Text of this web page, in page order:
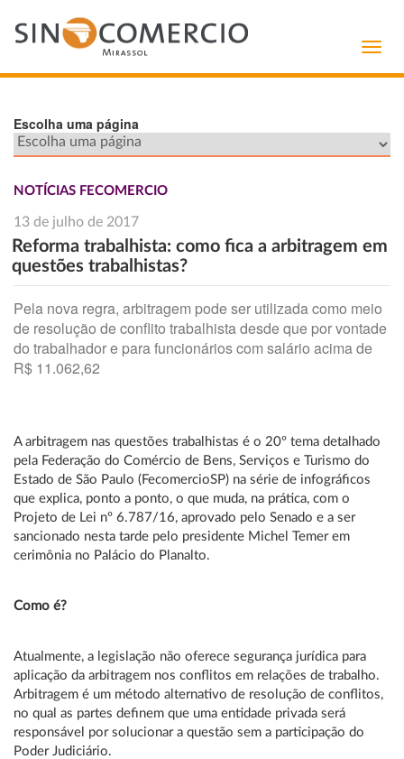
Escolha uma página
NOTÍCIAS FECOMERCIO
13 de julho de 2017
Reforma trabalhista: como fica a arbitragem em
questões trabalhistas?
Pela nova regra, arbitragem pode ser utilizada como meio
de resolução de conflito trabalhista desde que por vontade
do trabalhador e para funcionários com salário acima de
R$ 11.062,62
A arbitragem nas questões trabalhistas é o 20º tema detalhado
pela Federação do Comércio de Bens, Serviços e Turismo do
Estado de São Paulo (FecomercioSP) na série de infográficos
que explica, ponto a ponto, o que muda, na prática, com o
Projeto de Lei nº 6.787/16, aprovado pelo Senado e a ser
sancionado nesta tarde pelo presidente Michel Temer em
cerimônia no Palácio do Planalto.
Como é?
Atualmente, a legislação não oferece segurança jurídica para
aplicação da arbitragem nos conflitos em relações de trabalho.
Arbitragem é um método alternativo de resolução de conflitos,
no qual as partes definem que uma entidade privada será
responsável por solucionar a questão sem a participação do
Poder Judiciário.